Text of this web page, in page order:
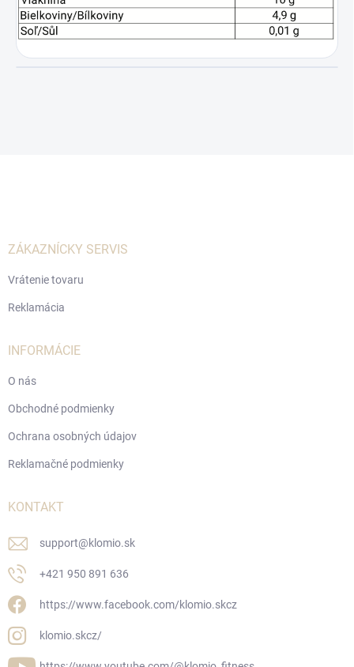
ZÁKAZNÍCKY SERVIS
Vrátenie tovaru
Reklamácia
INFORMÁCIE
O nás
Obchodné podmienky
Ochrana osobných údajov
Reklamačné podmienky
KONTAKT
support@klomio.sk
+421 950 891 636
https://www.facebook.com/klomio.skcz
klomio.skcz/